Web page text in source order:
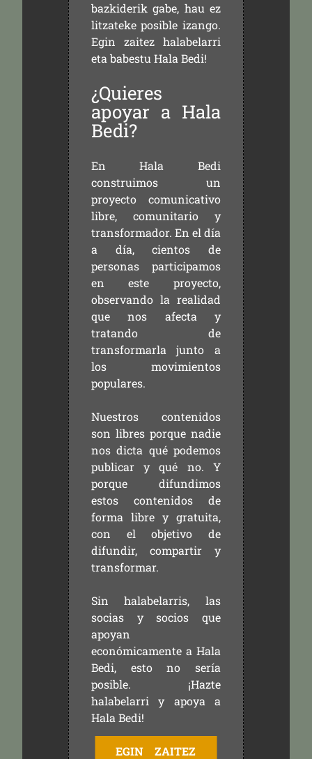
bazkiderik gabe, hau ez
litzateke posible izango.
Egin zaitez halabelarri
eta babestu Hala Bedi!
¿Quieres
apoyar a Hala
Bedi?
En Hala Bedi
construimos un
proyecto comunicativo
libre, comunitario y
transformador. En el día
a día, cientos de
personas participamos
en este proyecto,
observando la realidad
que nos afecta y
tratando de
transformarla junto a
los movimientos
populares.
Nuestros contenidos
son libres porque nadie
nos dicta qué podemos
publicar y qué no. Y
porque difundimos
estos contenidos de
forma libre y gratuita,
con el objetivo de
difundir, compartir y
transformar.
Sin halabelarris, las
socias y socios que
apoyan
económicamente a Hala
Bedi, esto no sería
posible. ¡Hazte
halabelarri y apoya a
Hala Bedi!
EGIN ZAITEZ